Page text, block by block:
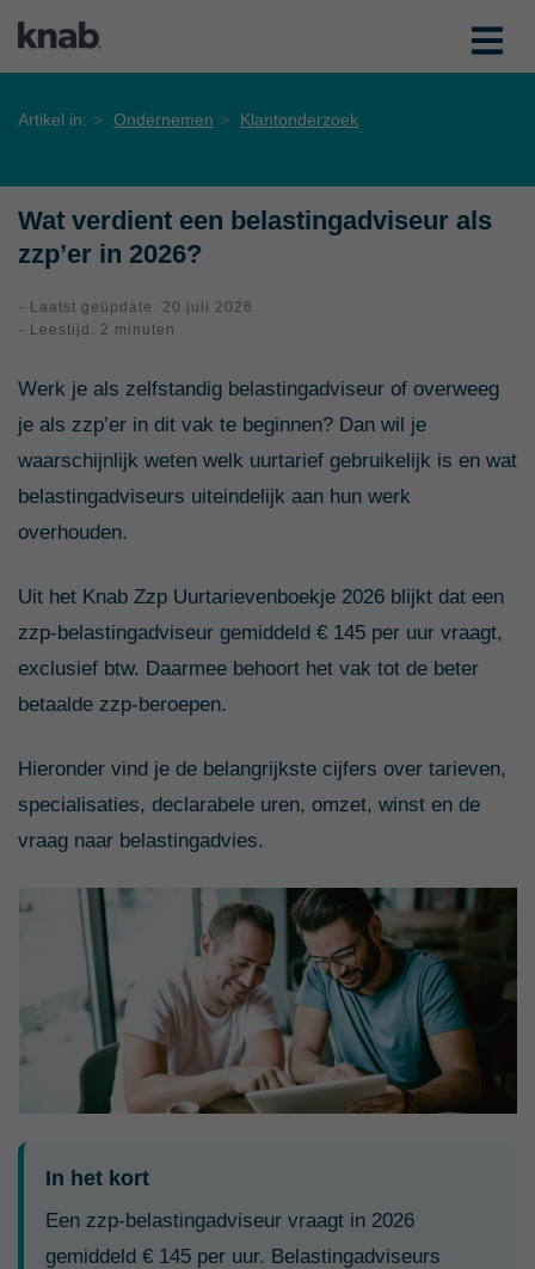
Artikel in: Ondernemen Klantonderzoek
Wat verdient een belastingadviseur als
zzp’er in 2026?
- Laatst geüpdate: 20 juli 2026
- Leestijd: 2 minuten
Werk je als zelfstandig belastingadviseur of overweeg
je als zzp’er in dit vak te beginnen? Dan wil je
waarschijnlijk weten welk uurtarief gebruikelijk is en wat
belastingadviseurs uiteindelijk aan hun werk
overhouden.
Uit het Knab Zzp Uurtarievenboekje 2026 blijkt dat een
zzp-belastingadviseur gemiddeld € 145 per uur vraagt,
exclusief btw. Daarmee behoort het vak tot de beter
betaalde zzp-beroepen.
Hieronder vind je de belangrijkste cijfers over tarieven,
specialisaties, declarabele uren, omzet, winst en de
vraag naar belastingadvies.
In het kort
Een zzp-belastingadviseur vraagt in 2026
gemiddeld € 145 per uur. Belastingadviseurs